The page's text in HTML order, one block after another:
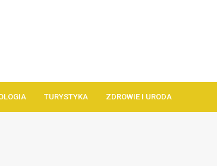
TURYSTYKA ZDROWIE I URODA